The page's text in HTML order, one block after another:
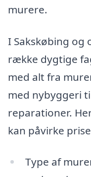
murere.
I Sakskøbing og
række dygtige
med alt fra
med nybyggeri
reparationer.
kan påvirke
Type af